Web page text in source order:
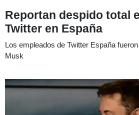
Reportan despido total
Twitter en España
Los empleados de Twitter España
Musk